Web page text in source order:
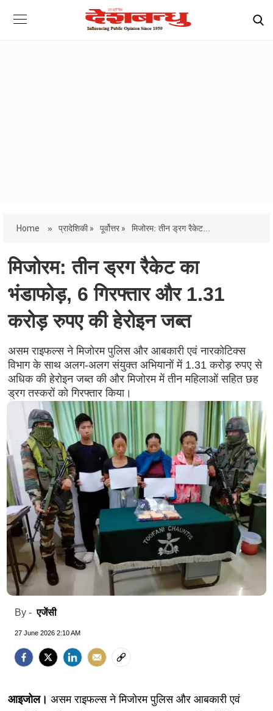
Home » प्रादेशिकी » पूर्वोत्तर » मिजोरम: तीन ड्रग रैकेट...
मिजोरम: तीन ड्रग रैकेट का
भंडाफोड़, 6 गिरफ्तार और 1.31
करोड़ रुपए की हेरोइन जब्त
असम राइफल्स ने मिजोरम पुलिस और आबकारी एवं नारकोटिक्स
विभाग के साथ अलग-अलग संयुक्त अभियानों में 1.31 करोड़ रुपए से
अधिक की हेरोइन जब्त की और मिजोरम में तीन महिलाओं सहित छह
ड्रग तस्करों को गिरफ्तार किया।
By -एजेंसी
27 June 2026 2:10 AM
आइजोल। असम राइफल्स ने मिजोरम पुलिस और आबकारी एवं